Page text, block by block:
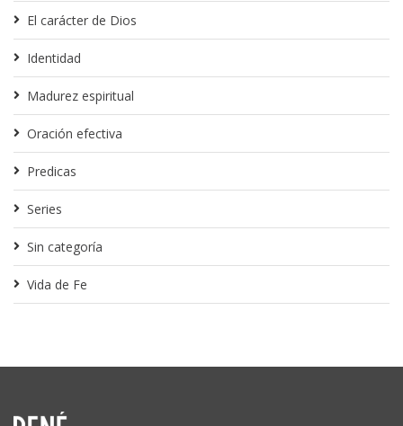
El carácter de Dios
Identidad
Madurez espiritual
Oración efectiva
Predicas
Series
Sin categoría
Vida de Fe